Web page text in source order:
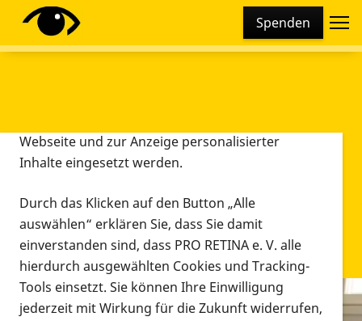
Spenden
Diese Webseite setzt verschiedene Cookies und
Tracking-Tools ein. Dies beinhaltet Cookies und
Webseite und zur Anzeige personalisierter
Inhalte eingesetzt werden.
Durch das Klicken auf den Button „Alle
auswählen“ erklären Sie, dass Sie damit
einverstanden sind, dass PRO RETINA e. V. alle
hierdurch ausgewählten Cookies und Tracking-
Tools einsetzt. Sie können Ihre Einwilligung
jederzeit mit Wirkung für die Zukunft widerrufen,